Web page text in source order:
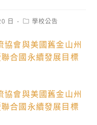
日
Post學校公告
協會與美國舊金山州
合國永續發展目標
協會與美國舊金山州
合國永續發展目標